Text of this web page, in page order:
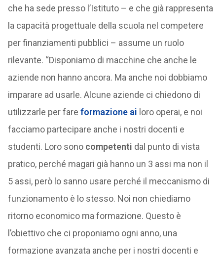
che ha sede presso l’Istituto – e che già rappresenta
la capacità progettuale della scuola nel competere
per finanziamenti pubblici – assume un ruolo
rilevante. “Disponiamo di macchine che anche le
aziende non hanno ancora. Ma anche noi dobbiamo
imparare ad usarle. Alcune aziende ci chiedono di
utilizzarle per fare formazione ai loro operai, e noi
facciamo partecipare anche i nostri docenti e
studenti. Loro sono competenti dal punto di vista
pratico, perché magari già hanno un 3 assi ma non il
5 assi, però lo sanno usare perché il meccanismo di
funzionamento è lo stesso. Noi non chiediamo
ritorno economico ma formazione. Questo è
l’obiettivo che ci proponiamo ogni anno, una
formazione avanzata anche per i nostri docenti e